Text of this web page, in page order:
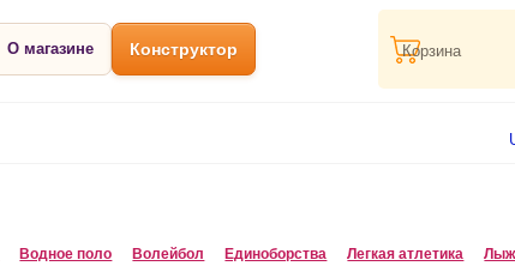
О магазине Конструктор Корзина
Водное поло Волейбол Единоборства Легкая атлетика